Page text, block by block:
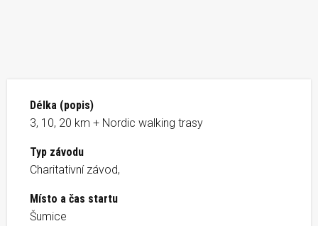
Délka (popis)
3, 10, 20 km + Nordic walking trasy
Typ závodu
Charitativní závod,
Místo a čas startu
Šumice